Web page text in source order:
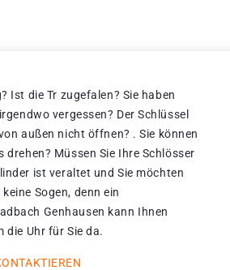
Ist die Tr zugefalen? Sie haben
vergessen? Der Schlüssel
außen nicht öffnen? . Sie können
drehen? Müssen Sie Ihre Schlösser
ist veraltet und Sie möchten
Sogen, denn ein
Genhausen kann Ihnen
die Uhr für Sie da.